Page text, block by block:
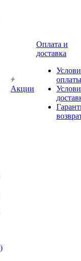
Акции
Оплата и
доставка
оплаты